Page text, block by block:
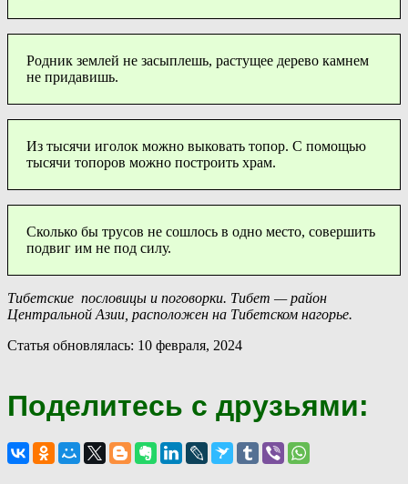
Родник землей не засыплешь, растущее дерево камнем
не придавишь.
Из тысячи иголок можно выковать топор. С помощью
тысячи топоров можно построить храм.
Сколько бы трусов не сошлось в одно место, совершить
подвиг им не под силу.
Тибетские пословицы и поговорки. Тибет — район
Центральной Азии, расположен на Тибетском нагорье.
Статья обновлялась: 10 февраля, 2024
Поделитесь с друзьями: